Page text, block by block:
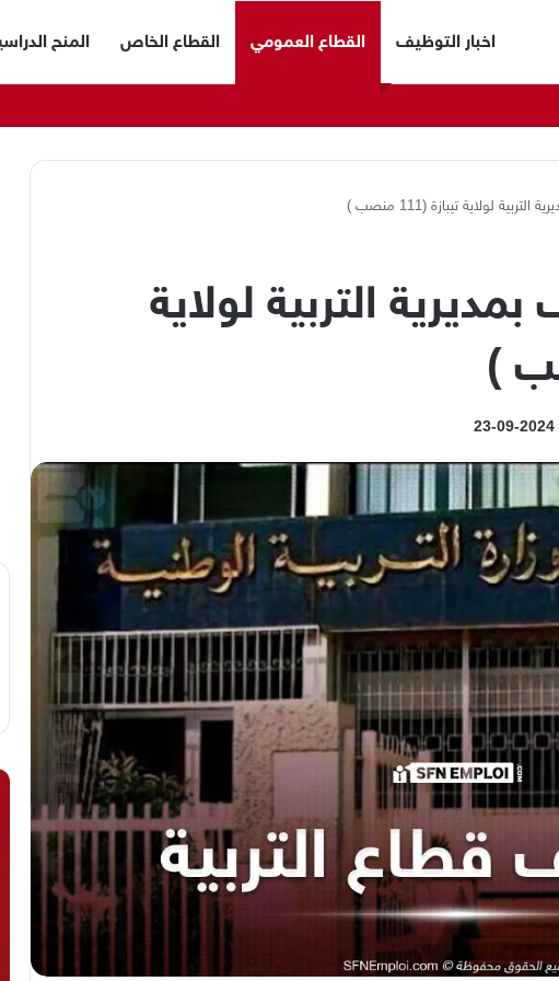
اخبار التوظيف القطاع العمومي القطاع الخاص المنح
لولاية تيبازة (111 منصب )
التربية لولاية